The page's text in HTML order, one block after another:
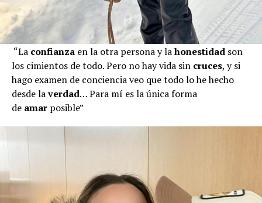
“La confianza en la otra persona y lahonestidad son
los cimientos de todo. Pero no hay vida sin cruces, y si
hago examen de conciencia veo que todo lo he hecho
desde laverdad… Para mí es la única forma
de amar posible”